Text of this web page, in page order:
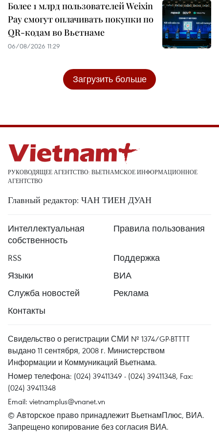
Более 1 млрд пользователей Weixin
Pay смогут оплачивать покупки по
QR-кодам во Вьетнаме
06/08/2026 11:29
Загрузить больше
РУКОВОДЯЩЕЕ АГЕНТСТВО: ВЬЕТНАМСКОЕ ИНФОРМАЦИОННОЕ
АГЕНТСТВО
Главный редактор: ЧАН ТИЕН ДУАН
Интеллектуальная
собственность
Правила пользования
RSS
Поддержка
Языки
ВИА
Служба новостей
Реклама
Контакты
Свидельство о регистрации СМИ № 1374/GP-BTTTT
выдано 11 сентября, 2008 г. Министерством
Информации и Коммуникаций Вьетнама.
Номер телефона: (024) 39411349 - (024) 39411348, Fax:
(024) 39411348
Email: vietnamplus@vnanet.vn
© Авторское право принадлежит ВьетнамПлюс, ВИА.
Запрещено копирование без согласия ВИА.